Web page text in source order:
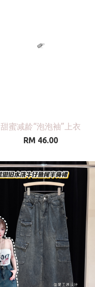
甜蜜减龄“泡泡袖”上衣
RM 46.00